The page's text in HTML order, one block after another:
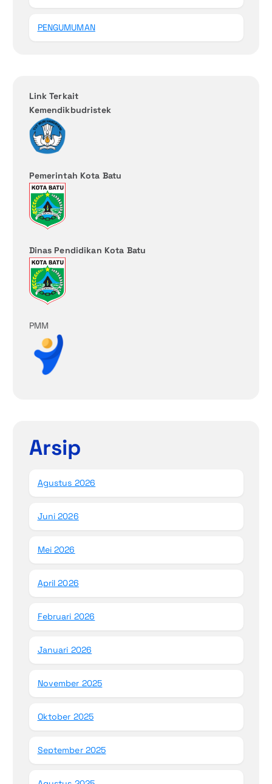
PENGUMUMAN
Link Terkait
Kemendikbudristek
Pemerintah Kota Batu
Dinas Pendidikan Kota Batu
PMM
Arsip
Agustus 2026
Juni 2026
Mei 2026
April 2026
Februari 2026
Januari 2026
November 2025
Oktober 2025
September 2025